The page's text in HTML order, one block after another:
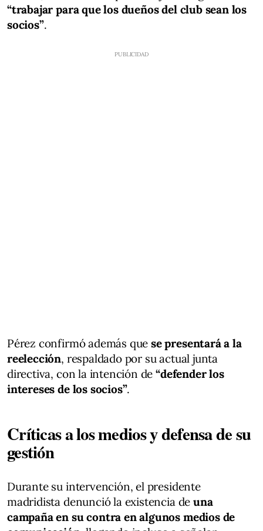
“trabajar para que los dueños del club sean los
socios”.
Pérez confirmó además quese presentará a la
reelección, respaldado por su actual junta
directiva, con la intención de“defender los
intereses de los socios”.
Críticas a los medios y defensa de su
gestión
Durante su intervención, el presidente
madridista denunció la existencia de una
campaña en su contra en algunos medios de